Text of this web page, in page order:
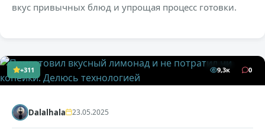
вкус привычных блюд и упрощая процесс готовки.
+311 9,3к 0
Dalalhala 23.05.2025